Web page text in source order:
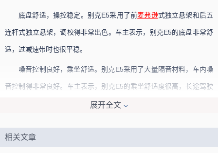
底盘舒适，操控稳定。别克E5采用了前麦弗逊式独立悬架和后五
连杆式独立悬架，调校得非常出色。车主表示，别克E5的底盘非常舒
适，过减速带时也很平稳。
噪音控制良好，乘坐舒适。别克E5采用了大量隔音材料，车内噪
音控制得非常良好。车主表示，别克E5的乘坐舒适度很高，长途驾驶
盘、10.25英寸中控屏幕、Super Cruise超级巡航系统等丰富的智能配
展开全文
相关文章